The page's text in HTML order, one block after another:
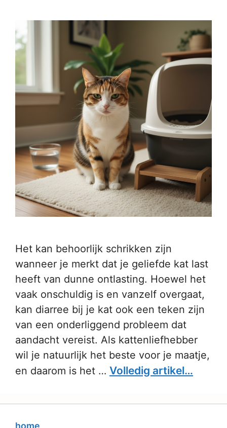
Het kan behoorlijk schrikken zijn
wanneer je merkt dat je geliefde kat last
heeft van dunne ontlasting. Hoewel het
vaak onschuldig is en vanzelf overgaat,
kan diarree bij je kat ook een teken zijn
van een onderliggend probleem dat
aandacht vereist. Als kattenliefhebber
wil je natuurlijk het beste voor je maatje,
en daarom is het … Volledig artikel…
home